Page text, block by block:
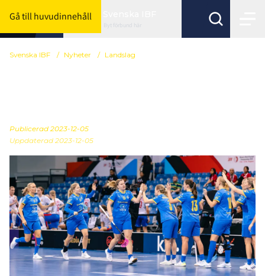
Gå till huvudinnehåll
Byt förbund här
Svenska IBF / Nyheter / Landslag
Publicerad 2023-12-05
Uppdaterad 2023-12-05